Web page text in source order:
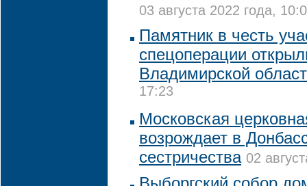
03 августа 2022 года,
Памятник в честь
спецоперации
Владимирской
17:23
Московская
возрождает в
сестричества 02